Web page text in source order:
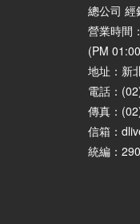
總公司 經
營業時間
(PM
地址： 新
電話：
傳真：
信箱：
統編：